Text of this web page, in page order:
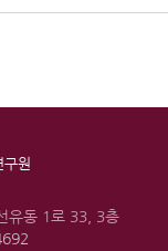
구원
유동 1로 33, 3층